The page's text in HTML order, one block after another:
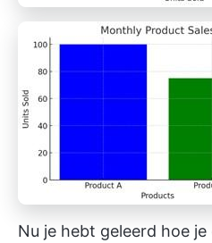
Nu je hebt geleerd hoe